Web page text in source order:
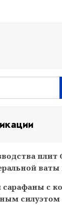
сарафаны с
силуэтом